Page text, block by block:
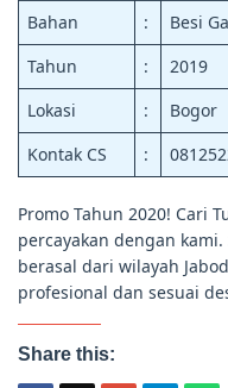
Bahan
:
Besi
Tahun
:
2019
Lokasi
:
Bogor
Kontak CS
:
Promo Tahun 2020! Cari
percayakan dengan
berasal dari wilayah
profesional dan sesuai
Share this: